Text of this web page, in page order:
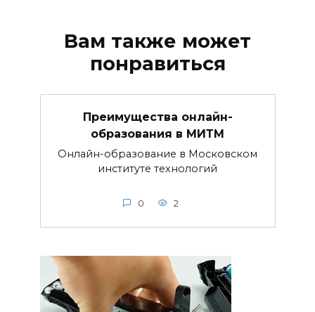
Вам также может
понравиться
Преимущества онлайн-
образования в МИТМ
Онлайн-образование в Московском
институте технологий
0 2